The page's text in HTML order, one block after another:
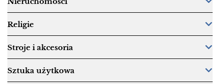
Religie
Stroje i akcesoria
Sztuka użytkowa